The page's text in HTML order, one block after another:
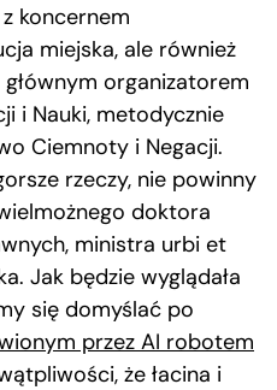
koncernem
miejska, ale również
organizatorem
i Nauki, metodycznie
Ciemnoty i Negacji.
rzeczy, nie powinny
doktora
ministra urbi et
Jak będzie wyglądała
się domyślać po
przez AI robotem
że łacina i